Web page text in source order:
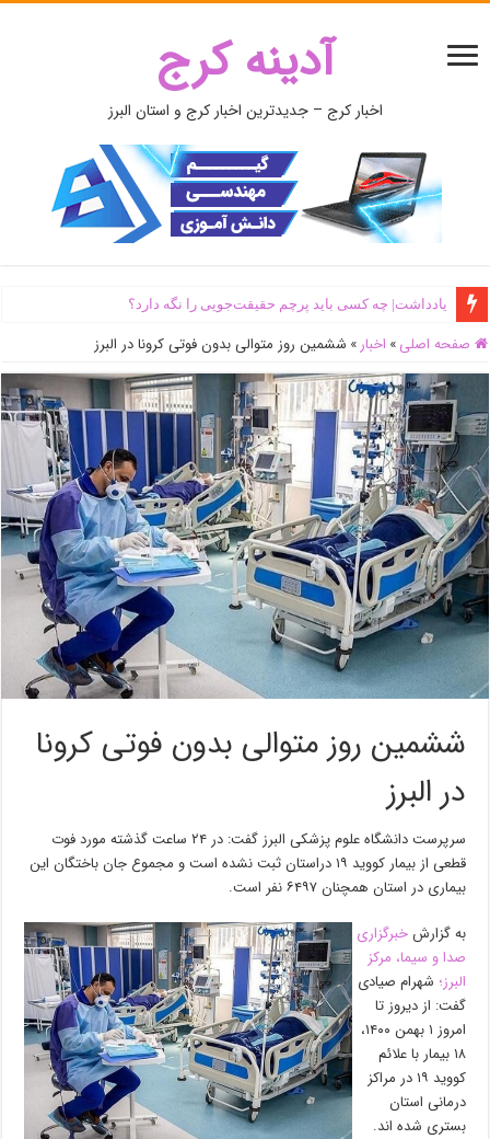
آدینه کرج
اخبار کرج – جدیدترین اخبار کرج و استان البرز
یادداشت| ‌چه کسی باید پرچم حقیقت‌جویی را نگه دارد؟
صفحه اصلی » اخبار » ششمین روز متوالی بدون فوتی کرونا در البرز
ششمین روز متوالی بدون فوتی کرونا
در البرز
سرپرست ‌دانشگاه علوم پزشکی البرز گفت: در ۲۴ ساعت گذشته مورد فوت
قطعی از بیمار کووید ۱۹ دراستان ثبت نشده است و مجموع جان باختگان این
بیماری در استان همچنان ۶۴۹۷ نفر است.
به گزارشخبرگزاری
صدا و سیما، مرکز
البرز؛ شهرام صیادی
گفت: از دیروز تا
امروز ۱ بهمن ۱۴۰۰،
۱۸ بیمار با علائم
كووید ۱۹ در مراكز
درمانی استان
بستری شده اند.